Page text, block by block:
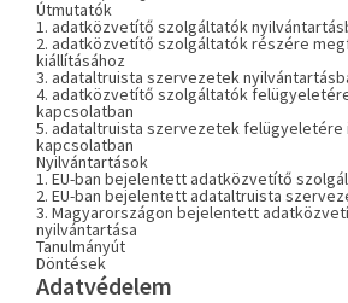
Útmutatók
1. adatközvetítő szolgáltatók
2. adatközvetítő szolgáltatók részére
kiállításához
3. adataltruista szervezetek
4. adatközvetítő szolgáltatók
kapcsolatban
5. adataltruista szervezetek felügyeletére
kapcsolatban
Nyilvántartások
1. EU-ban bejelentett adatközvetítő
2. EU-ban bejelentett adataltruista
3. Magyarországon bejelentett
nyilvántartása
Tanulmányút
Döntések
Adatvédelem